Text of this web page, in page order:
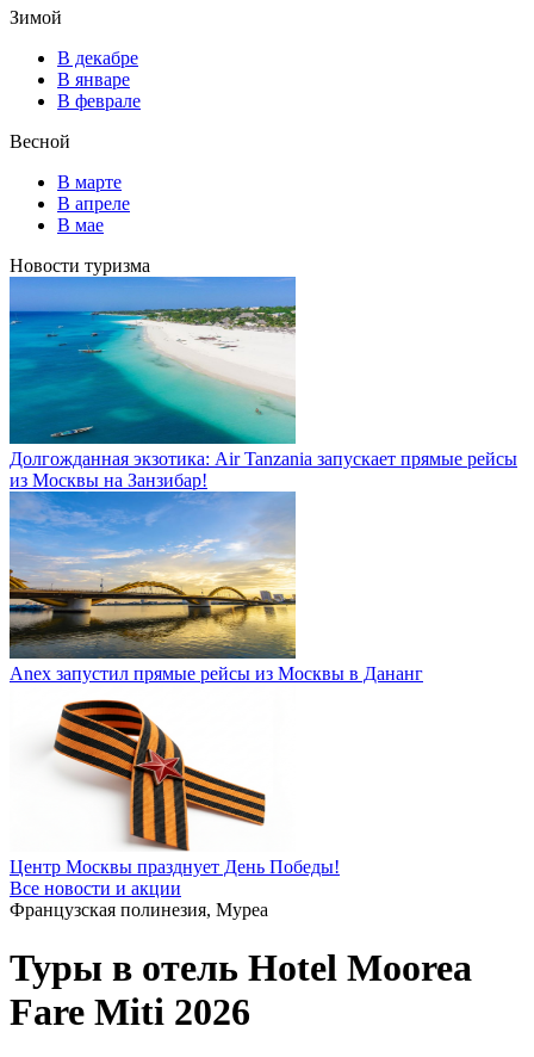
Зимой
В декабре
В январе
В феврале
Весной
В марте
В апреле
В мае
Новости туризма
Долгожданная экзотика: Air Tanzania запускает прямые рейсы
из Москвы на Занзибар!
Anex запустил прямые рейсы из Москвы в Дананг
Центр Москвы празднует День Победы!
Все новости и акции
Французская полинезия, Муреа
Туры в отель Hotel Moorea
Fare Miti 2026